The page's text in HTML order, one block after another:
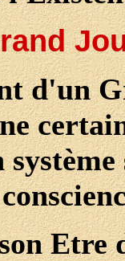
d'un
Etre